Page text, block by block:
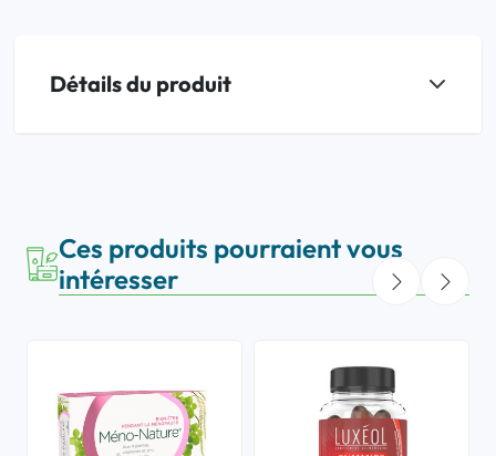
Détails du produit
Ces produits pourraient vous
intéresser